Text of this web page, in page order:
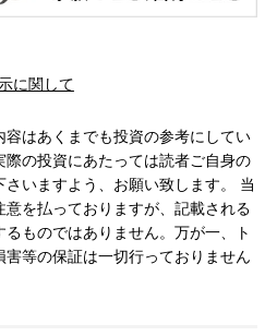
に関して
はあくまでも投資の参考にしてい
の投資にあたっては読者ご自身の
いますよう、お願い致します。 当
を払っておりますが、記載される
ものではありません。万が一、ト
等の保証は一切行っておりません